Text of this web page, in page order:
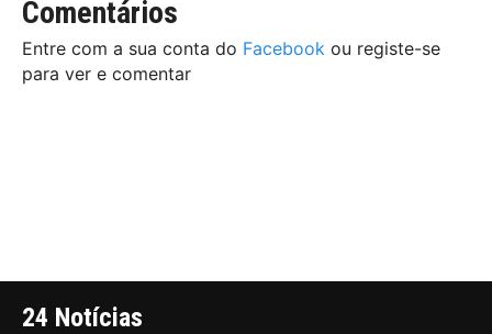
Comentários
Entre com a sua conta do Facebook ou registe-se
para ver e comentar
24 Notícias